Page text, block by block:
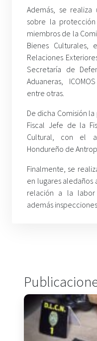
Además, se realiza
sobre la
miembros de la
Bienes
Relaciones
Secretaría de
Aduaneras,
entre otras.
De dicha Comisión
Fiscal Jefe de la
Cultural, con el
Hondureño de
Finalmente, se
en lugares
relación a la labor
además